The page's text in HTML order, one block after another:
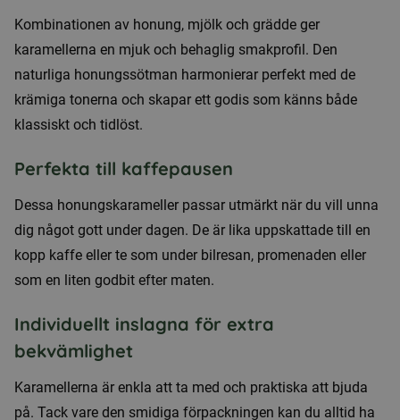
Kombinationen av honung, mjölk och grädde ger
karamellerna en mjuk och behaglig smakprofil. Den
naturliga honungssötman harmonierar perfekt med de
krämiga tonerna och skapar ett godis som känns både
klassiskt och tidlöst.
Perfekta till kaffepausen
Dessa honungskarameller passar utmärkt när du vill unna
dig något gott under dagen. De är lika uppskattade till en
kopp kaffe eller te som under bilresan, promenaden eller
som en liten godbit efter maten.
Individuellt inslagna för extra
bekvämlighet
Karamellerna är enkla att ta med och praktiska att bjuda
på. Tack vare den smidiga förpackningen kan du alltid ha